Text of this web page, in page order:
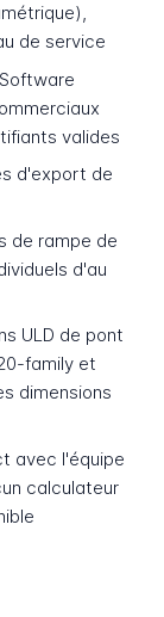
de service
valides
d'export de
de rampe de
d'au
ULD de pont
family et
dimensions
avec l'équipe
calculateur